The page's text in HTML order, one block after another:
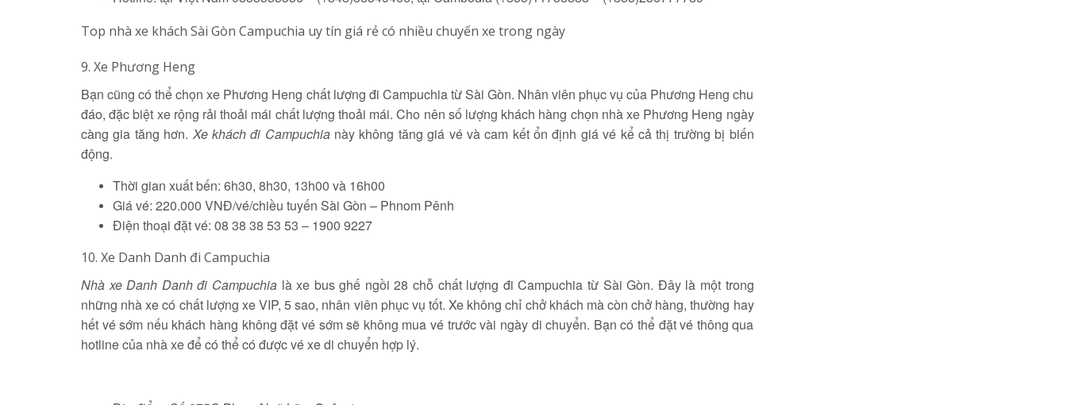
Top nhà xe khách Sài Gòn Campuchia uy tín giá rẻ có nhiều chuyến xe trong ngày
9. Xe Phương Heng
Bạn cũng có thể chọn xe Phương Heng chất lượng đi Campuchia từ Sài Gòn. Nhân viên phục vụ của Phương Heng chu
đáo, đặc biệt xe rộng rải thoải mái chất lượng thoải mái. Cho nên số lượng khách hàng chọn nhà xe Phương Heng ngày
càng gia tăng hơn. Xe khách đi Campuchianày không tăng giá vé và cam kết ổn định giá vé kể cả thị trường bị biến
động.
Thời gian xuất bến: 6h30, 8h30, 13h00 và 16h00
Giá vé: 220.000 VNĐ/vé/chiều tuyến Sài Gòn – Phnom Pênh
Điện thoại đặt vé: 08 38 38 53 53 – 1900 9227
10. Xe Danh Danh đi Campuchia
Nhà xe Danh Danh đi Campuchialà xe bus ghế ngồi 28 chỗ chất lượng đi Campuchia từ Sài Gòn. Đây là một trong
những nhà xe có chất lượng xe VIP, 5 sao, nhân viên phục vụ tốt. Xe không chỉ chở khách mà còn chở hàng, thường hay
hết vé sớm nếu khách hàng không đặt vé sớm sẽ không mua vé trước vài ngày di chuyển. Bạn có thể đặt vé thông qua
hotline của nhà xe để có thể có được vé xe di chuyển hợp lý.